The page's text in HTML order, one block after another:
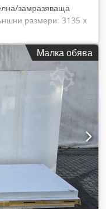
замразяваща
размери: 3135 x
x 1225 x 2100
отвор на
включена -
за монтаж
Малка обява